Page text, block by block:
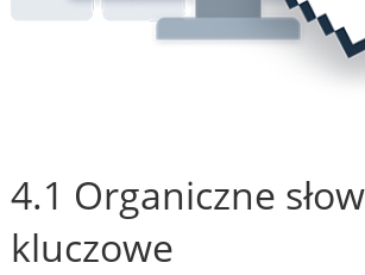
4.1 Organiczne
kluczowe